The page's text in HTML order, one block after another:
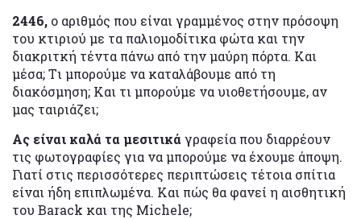
2446, ο αριθμός που είναι γραμμένος στην πρόσοψη
του κτιριού με τα παλιομοδίτικα φώτα και την
διακριτκή τέντα πάνω από την μαύρη πόρτα. Και
μέσα; Tι μπορούμε να καταλάβουμε από τη
διακόσμηση; Kαι τι μπορούμε να υιοθετήσουμε, αν
μας ταιριάζει;
Ας είναι καλά τα μεσιτικά γραφεία που διαρρέουν
τις φωτογραφίες για να μπορούμε να έχουμε άποψη.
Γιατί στις περισσότερες περιπτώσεις τέτοια σπίτια
είναι ήδη επιπλωμένα. Και πώς θα φανεί η αισθητική
του Barack και της Michele;